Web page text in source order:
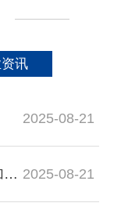
讯
2025-08-21
石材加工机械厂家合成简要介绍加工流程 2025-08-21